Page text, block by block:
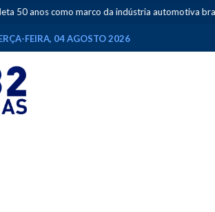
anos como marco da indústria automotiva
FEIRA, 04 AGOSTO 2026